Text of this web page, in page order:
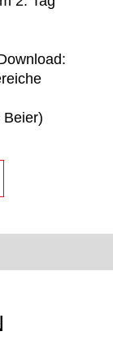
Beier)